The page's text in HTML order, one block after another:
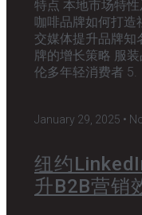
特点 本地市场特
咖啡品牌如何打造
交媒体提升品牌知
牌的增长策略 服
伦多年轻消费者 5.
January 29, 2025
纽约
升B2B营销